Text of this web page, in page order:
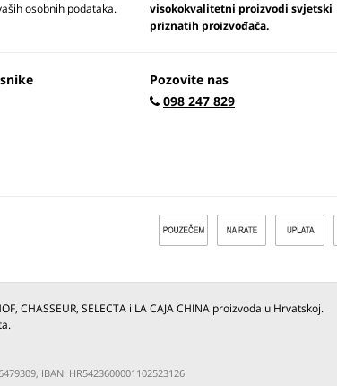
osobnih podataka.
visokokvalitetni proizvodi svjetski
priznatih proizvođača.
Pozovite nas
098 247 829
CHASSEUR, SELECTA i LA CAJA CHINA proizvoda u Hrvatskoj.
IBAN: HR5423600001102523126